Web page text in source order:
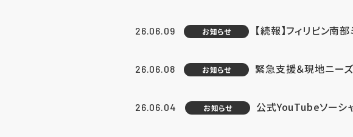
26.06.09 お知らせ 【続報】フィリピン
26.06.08 お知らせ 緊急支援＆現地ニー
26.06.04 お知らせ 公式YouTubeソーシ